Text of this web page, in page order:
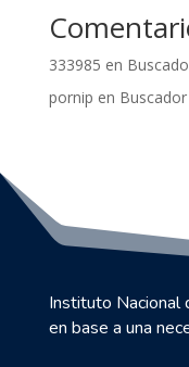
333985 en
pornip en Buscador
Instituto Nacional
en base a una